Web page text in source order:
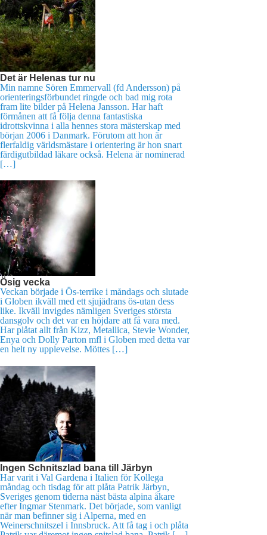
Det är Helenas tur nu
Min namne Sören Emmervall (fd Andersson) på
orienteringsförbundet ringde och bad mig rota
fram lite bilder på Helena Jansson. Har haft
förmånen att få följa denna fantastiska
idrottskvinna i alla hennes stora mästerskap med
början 2006 i Danmark. Förutom att hon är
flerfaldig världsmästare i orientering är hon snart
färdigutbildad läkare också. Helena är nominerad
[…]
Ösig vecka
Veckan började i Ös-terrike i måndags och slutade
i Globen ikväll med ett sjujädrans ös-utan dess
like. Ikväll invigdes nämligen Sveriges största
dansgolv och det var en höjdare att få vara med.
Har plåtat allt från Kizz, Metallica, Stevie Wonder,
Enya och Dolly Parton mfl i Globen med detta var
en helt ny upplevelse. Möttes […]
Ingen Schnitszlad bana till Järbyn
Har varit i Val Gardena i Italien för Kollega
måndag och tisdag för att plåta Patrik Järbyn,
Sveriges genom tiderna näst bästa alpina åkare
efter Ingmar Stenmark. Det började, som vanligt
när man befinner sig i Alperna, med en
Weinerschnitszel i Innsbruck. Att få tag i och plåta